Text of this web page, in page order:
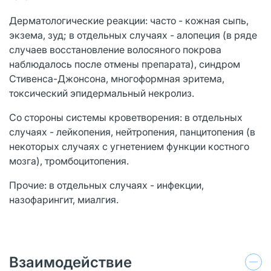
Дерматологические реакции: часто - кожная сыпь,
экзема, зуд; в отдельных случаях - алопеция (в ряде
случаев восстановление волосяного покрова
наблюдалось после отмены препарата), синдром
Стивенса-Джонсона, многоформная эритема,
токсический эпидермальный некролиз.
Со стороны системы кроветворения: в отдельных
случаях - лейкопения, нейтропения, панцитопения (в
некоторых случаях с угнетением функции костного
мозга), тромбоцитопения.
Прочие: в отдельных случаях - инфекции,
назофарингит, миалгия.
Взаимодействие